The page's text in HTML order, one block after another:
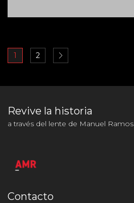
1 2
Revive la historia
a través del lente de Manuel Ramos
Contacto